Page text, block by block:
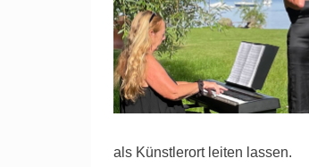
als Künstlerort leiten lassen.